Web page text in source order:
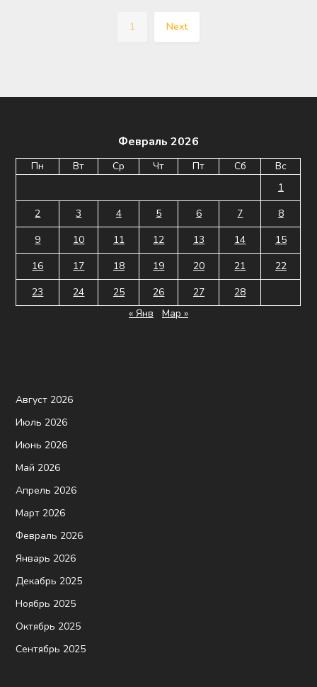
1 Next
Февраль 2026
Пн Вт Ср Чт Пт Сб
Вс
1
2
3 4 5 6 7
8
9
10 11 12 13 14
15
16
17 18 19 20 21
22
23
24 25 26 27
28
« Янв
Мар »
Август 2026
Июль 2026
Июнь 2026
Май 2026
Апрель 2026
Март 2026
Февраль 2026
Январь 2026
Декабрь 2025
Ноябрь 2025
Октябрь 2025
Сентябрь 2025